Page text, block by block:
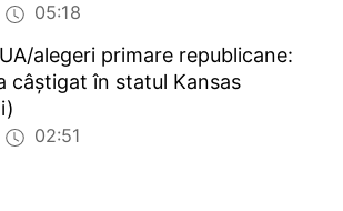
05:18
alegeri primare republicane:
câștigat în statul Kansas
02:51